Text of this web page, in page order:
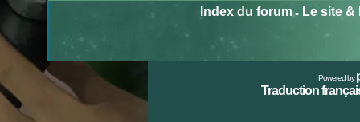
Index du forum» Le site &
Powered by
Traduction